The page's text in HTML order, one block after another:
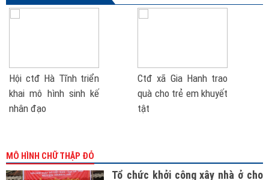
Hội ctđ Hà Tĩnh triển
khai mô hình sinh kế
nhân đạo
Ctđ xã Gia Hanh trao
quà cho trẻ em khuyết
tật
MÔ HÌNH CHỮ THẬP ĐỎ
Tổ chức khởi công xây nhà ở cho